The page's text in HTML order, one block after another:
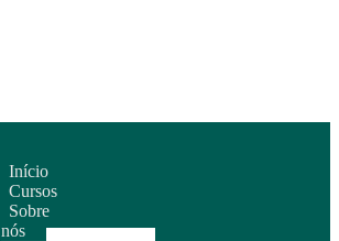
Início
Cursos
Sobre
nós